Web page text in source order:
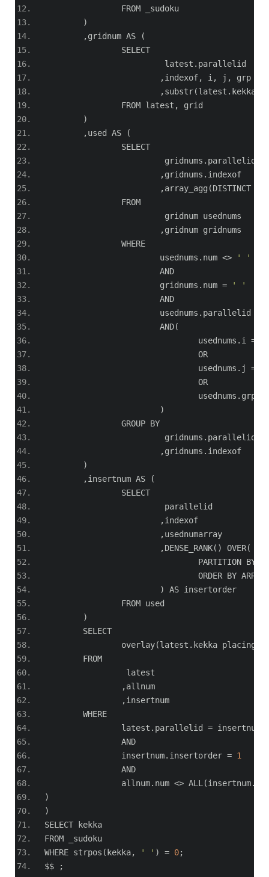
		FROM _sudoku
)
,gridnum AS
(
		SELECT
			 latest
. parallelid
,indexof, i , j ,
grp
,substr(latest . kekka
		FROM latest
,
grid
)
,used AS
(
		SELECT
			 gridnums
. parallelid
,gridnums . indexof
,array_agg (DISTINCT
		FROM
			 gridnum usednums
,gridnum gridnums
		WHERE
			usednums
. num <>
' '
			AND
			gridnums
. num =
' '
			AND
			usednums
. parallelid
			AND
(
				usednums
. i =
				OR
				usednums
. j =
				OR
				usednums
. grp
)
		GROUP BY
			 gridnums
. parallelid
,gridnums . indexof
)
,insertnum AS
(
		SELECT
			 parallelid
,indexof
,usednumarray
,DENSE_RANK() OVER(
PARTITION BY
ORDER BY
)
AS insertorder
		FROM used
)
	SELECT
		overlay
(latest . kekka placing
	FROM
		 latest
,allnum
,insertnum
	WHERE
		latest
. parallelid = insertnum
		AND
		insertnum
. insertorder = 1
		AND
		allnum
. num <> ALL (insertnum.
)
)
SELECT kekka
FROM _sudoku
WHERE strpos ( kekka, ' ' ) = 0;
$$
;